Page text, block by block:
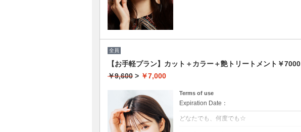
全員
【お手軽プラン】カット＋カラー＋艶トリートメント￥7000
￥9,600 > ￥7,000
Terms of use
Expiration Date：
どなたでも、何度でも☆